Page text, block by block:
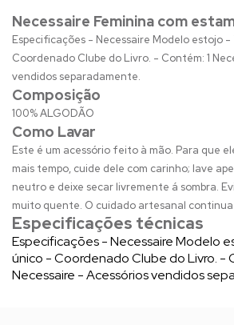
Necessaire Feminina com
Especificações - Necessaire Modelo estojo
Coordenado Clube do Livro. - Contém: 1
vendidos separadamente.
Composição
100% ALGODÃO
Como Lavar
Este é um acessório feito à mão. Para que
mais tempo, cuide dele com carinho; lave
neutro e deixe secar livremente á sombra.
muito quente. O cuidado artesanal continua
Especificações técnicas
Especificações - Necessaire Modelo
único - Coordenado Clube do Livro. -
Necessaire - Acessórios vendidos